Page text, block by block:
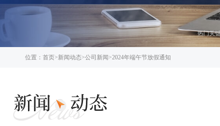
热门关
位置： 首页>新闻动态>公司新闻>2024年端午节放假通知